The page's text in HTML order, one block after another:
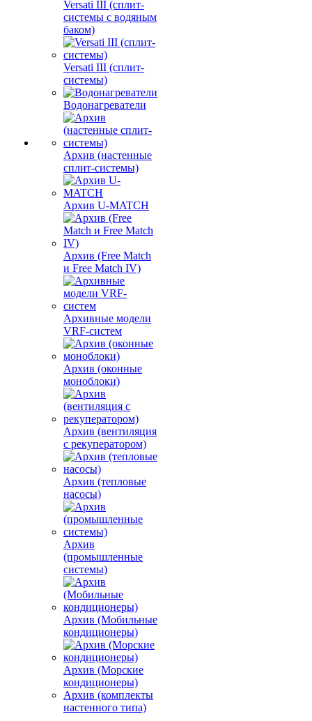
Versati III (сплит-
системы с водяным
баком)
Versati III (сплит-
системы)
Водонагреватели
Архив (настенные
сплит-системы)
Архив U-MATCH
Архив (Free Match
и Free Match IV)
Архивные модели
VRF-систем
Архив (оконные
моноблоки)
Архив (вентиляция
с рекуператором)
Архив (тепловые
насосы)
Архив
(промышленные
системы)
Архив (Мобильные
кондиционеры)
Архив (Морские
кондиционеры)
Архив (комплекты
настенного типа)